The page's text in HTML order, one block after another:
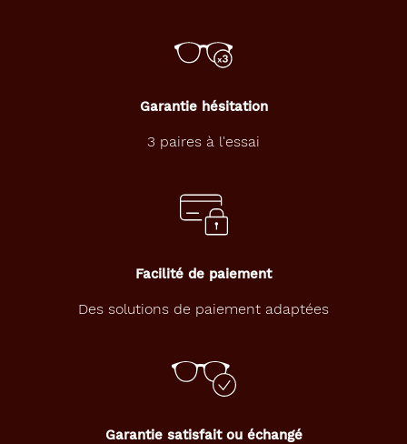
Garantie hésitation
3 paires à l'essai
Facilité de paiement
Des solutions de paiement adaptées
Garantie satisfait ou échangé